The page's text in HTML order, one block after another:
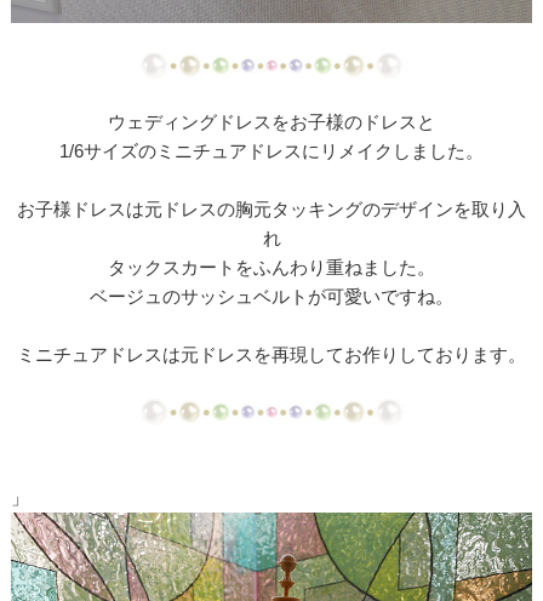
ス
【ドレスリメイク】ミカドサテンのベビードレスⅠ
【ドレスリメイク】ミカドサテンのベビードレスⅡ
ビードレス
【ドレスリメイク】カラードレスリメイクのベビー
ドレス
【ドレスリメイク】スカートとショールとコサージ
ュ
ウェディングドレスをお子様のドレスと
1/6サイズのミニチュアドレスにリメイクしました。
お子様ドレスは元ドレスの胸元タッキングのデザインを取り入
れ
タックスカートをふんわり重ねました。
ベージュのサッシュベルトが可愛いですね。
ミニチュアドレスは元ドレスを再現してお作りしております。
」